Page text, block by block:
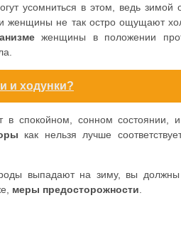
усомниться в этом, ведь зимой
женщины не так остро ощущают
женщины в положении
и ходунки?
спокойном, сонном состоянии,
как нельзя лучше
выпадают на зиму, вы должны
меры предосторожности